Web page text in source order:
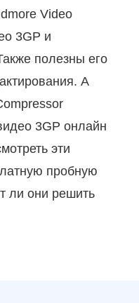
Video
3GP и
полезны его
А
3GP онлайн
эти
пробную
ли они решить